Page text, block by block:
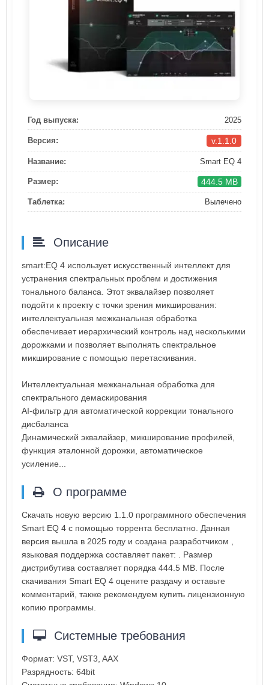
Год выпуска: 2025
Версия: v.1.1.0
Название: Smart EQ 4
Размер: 444.5 MB
Таблетка: Вылечено
Описание
smart:EQ 4 использует искусственный интеллект для
устранения спектральных проблем и достижения
тонального баланса. Этот эквалайзер позволяет
подойти к проекту с точки зрения микширования:
интеллектуальная межканальная обработка
обеспечивает иерархический контроль над несколькими
дорожками и позволяет выполнять спектральное
микширование с помощью перетаскивания.
Интеллектуальная межканальная обработка для
спектрального демаскирования
AI-фильтр для автоматической коррекции тонального
дисбаланса
Динамический эквалайзер, микширование профилей,
функция эталонной дорожки, автоматическое
усиление...
О программе
Скачать новую версию 1.1.0 программного обеспечения
Smart EQ 4 с помощью торрента бесплатно. Данная
версия вышла в 2025 году и создана разработчиком ,
языковая поддержка составляет пакет: . Размер
дистрибутива составляет порядка 444.5 MB. После
скачивания Smart EQ 4 оцените раздачу и оставьте
комментарий, также рекомендуем купить лицензионную
копию программы.
Системные требования
Формат: VST, VST3, AAX
Разрядность: 64bit